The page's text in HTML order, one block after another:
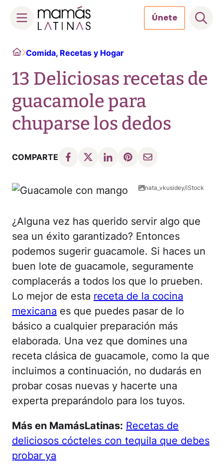
content
Únete
HomeComida, Recetas y Hogar
13 Deliciosas recetas de
guacamole para
chuparse los dedos
COMPARTE
nata_vkusidey/iStock
¿Alguna vez has querido servir algo que
sea un éxito garantizado? Entonces
podemos sugerir guacamole. Si haces un
buen lote de guacamole, seguramente
complacerás a todos los que lo prueben.
Lo mejor de esta receta de la cocina
mexicana es que puedes pasar de lo
básico a cualquier preparación más
elaborada. Una vez que domines una
receta clásica de guacamole, como la que
incluimos a continuación, no dudarás en
probar cosas nuevas y hacerte una
experta preparándolo para los tuyos.
Más en MamásLatinas: Recetas de
deliciosos cócteles con tequila que debes
probar ya